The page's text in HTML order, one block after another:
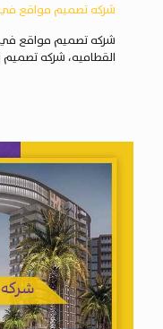
شركه تصميم مواقع في
شركه تصميم مواقع
القطاميه، شركه تصميم